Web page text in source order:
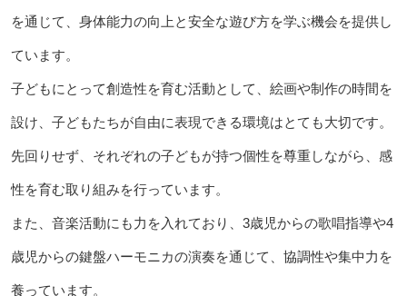
を通じて、身体能力の向上と安全な遊び方を学ぶ機会を提供し
ています。
子どもにとって創造性を育む活動として、絵画や制作の時間を
設け、子どもたちが自由に表現できる環境はとても大切です。
先回りせず、それぞれの子どもが持つ個性を尊重しながら、感
性を育む取り組みを行っています。
また、音楽活動にも力を入れており、3歳児からの歌唱指導や4
歳児からの鍵盤ハーモニカの演奏を通じて、協調性や集中力を
養っています。